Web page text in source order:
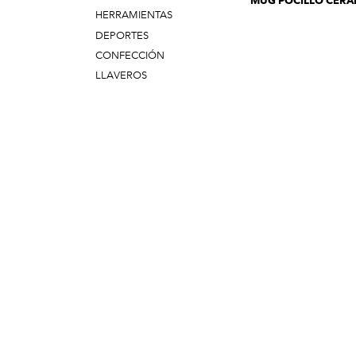
HERRAMIENTAS
DEPORTES
CONFECCIÓN
LLAVEROS